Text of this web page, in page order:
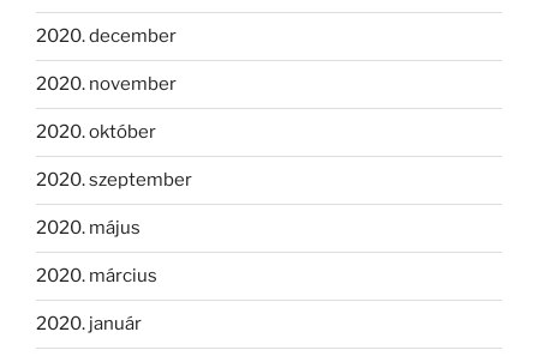
2020. december
2020. november
2020. október
2020. szeptember
2020. május
2020. március
2020. január